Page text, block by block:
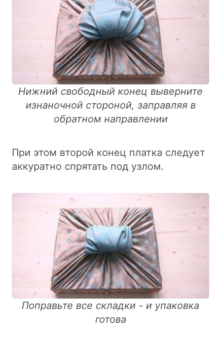
Нижний свободный конец выверните
изнаночной стороной, заправляя в
обратном направлении
При этом второй конец платка следует
аккуратно спрятать под узлом.
Поправьте все складки - и упаковка
готова